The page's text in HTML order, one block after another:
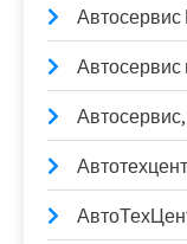
Автосервис